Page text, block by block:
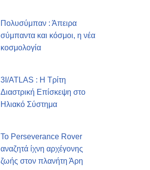
Πολυσύμπαν : Άπειρα
σύμπαντα και κόσμοι, η νέα
κοσμολογία
3I/ATLAS : Η Τρίτη
Διαστρική Επίσκεψη στο
Ηλιακό Σύστημα
Το Perseverance Rover
αναζητά ίχνη αρχέγονης
ζωής στον πλανήτη Άρη